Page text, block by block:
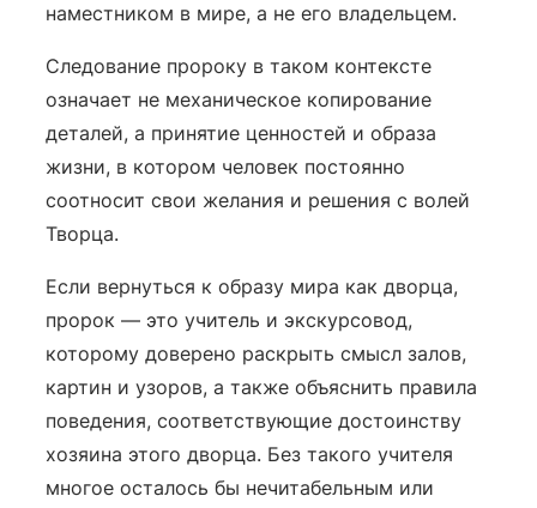
наместником в мире, а не его владельцем.
Следование пророку в таком контексте
означает не механическое копирование
деталей, а принятие ценностей и образа
жизни, в котором человек постоянно
соотносит свои желания и решения с волей
Творца.
Если вернуться к образу мира как дворца,
пророк — это учитель и экскурсовод,
которому доверено раскрыть смысл залов,
картин и узоров, а также объяснить правила
поведения, соответствующие достоинству
хозяина этого дворца. Без такого учителя
многое осталось бы нечитабельным или